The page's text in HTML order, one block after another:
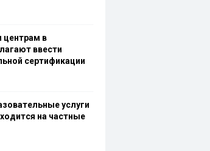
в
ввести
сертификации
услуги
на частные